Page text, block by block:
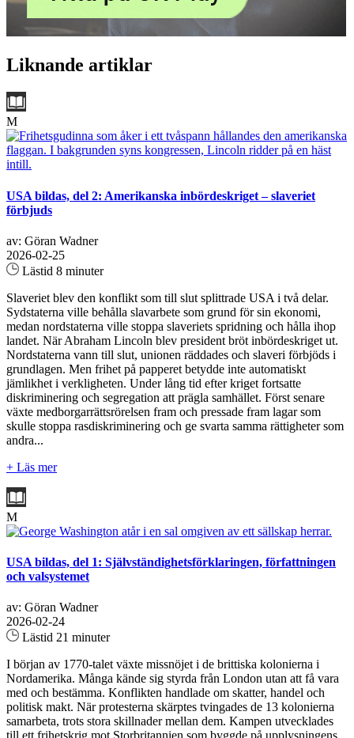
Liknande artiklar
M
USA bildas, del 2: Amerikanska inbördeskriget – slaveriet
förbjuds
av: Göran Wadner
2026-02-25
Lästid 8 minuter
Slaveriet blev den konflikt som till slut splittrade USA i två delar.
Sydstaterna ville behålla slavarbete som grund för sin ekonomi,
medan nordstaterna ville stoppa slaveriets spridning och hålla ihop
landet. När Abraham Lincoln blev president bröt inbördeskriget ut.
Nordstaterna vann till slut, unionen räddades och slaveri förbjöds i
grundlagen. Men frihet på papperet betydde inte automatiskt
jämlikhet i verkligheten. Under lång tid efter kriget fortsatte
diskriminering och segregation att prägla samhället. Först senare
växte medborgarrättsrörelsen fram och pressade fram lagar som
skulle stoppa rasdiskriminering och ge svarta samma rättigheter som
andra...
+ Läs mer
M
USA bildas, del 1: Självständighetsförklaringen, författningen
och valsystemet
av: Göran Wadner
2026-02-24
Lästid 21 minuter
I början av 1770-talet växte missnöjet i de brittiska kolonierna i
Nordamerika. Många kände sig styrda från London utan att få vara
med och bestämma. Konflikten handlade om skatter, handel och
politisk makt. När protesterna skärptes tvingades de 13 kolonierna
samarbeta, trots stora skillnader mellan dem. Kampen utvecklades